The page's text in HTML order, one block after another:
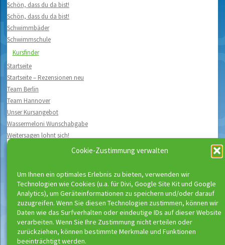
Cookie-Zustimmung verwalten
Um Ihnen ein optimales Erlebnis zu bieten, verwenden wir
Technologien wie Cookies (u.a. für Divi, Google Site Kit und Google
Analytics), um Geräteinformationen zu speichern und/oder darauf
zuzugreifen. Wenn Sie diesen Technologien zustimmen, können wir
Daten wie das Surfverhalten oder eindeutige IDs auf dieser Website
verarbeiten. Wenn Sie Ihre Zustimmung nicht erteilen oder
zurückziehen, können bestimmte Merkmale und Funktionen
beeinträchtigt werden.
Schön, dass du da bist!
Schön, dass du da bist!
Schwimmbäder
Schwimmschule
Kursfinder
Startseite
Startseite – Rezensionen neu
Team Berlin
Team Hannover
Unser Kursangebot
Wassermeloni Wunschabgabe
Weitersagen lohnt sich!
Wir Wassermelonis
Kontakt
Unser Kinderschutzkonzept
Unser Team
Unser Team
Unser Unterrichtskonzept